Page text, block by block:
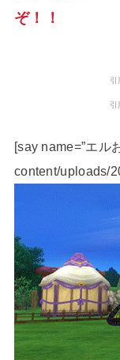
ぞ！！
[say name=”エル
content/uploads/